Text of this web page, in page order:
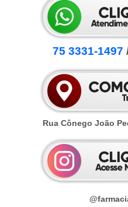
75 3331-1497
Rua Cônego João